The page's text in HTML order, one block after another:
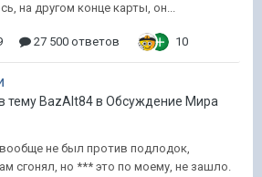
на другом конце карты, он...
27 500 ответов 10
тему BazAlt84 в Обсуждение Мира
не был против подлодок,
сгонял, но *** это по моему, не зашло.